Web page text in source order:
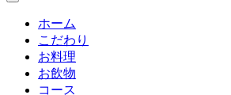
ホーム
こだわり
お料理
お飲物
コース